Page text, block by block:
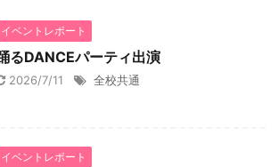
イベントレポート
るDANCEパーティ出演
2026/7/11 全校共通
イベントレポート